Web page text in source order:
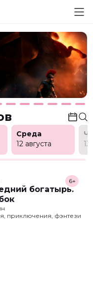
Среда
12 августа
13
богатырь.
6+
приключения, фэнтези